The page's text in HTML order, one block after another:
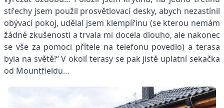
střechy jsem použil prosvětlovací desky, abych nezastínil
obývací pokoj, udělal jsem klempířinu (se kterou nemám
žádné zkušenosti a trvala mi docela dlouho, ale nakonec
se vše za pomoci přítele na telefonu povedlo) a terasa
byla na světě!“ V okolí terasy se pak jistě uplatní sekačka
od Mountfieldu…